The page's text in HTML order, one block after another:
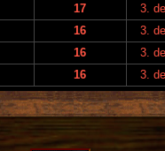
17
3.
16
3.
16
3.
16 3.